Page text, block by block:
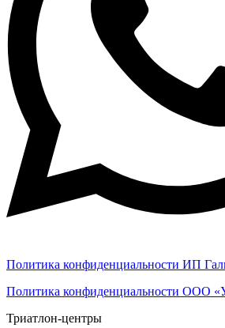
Политика конфиденциальности ИП
Политика конфиденциальности ООО
Триатлон-центры